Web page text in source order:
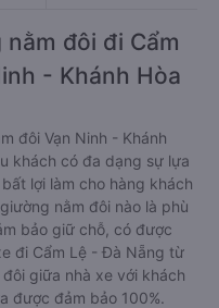
đôi đi Cẩm
- Khánh Hòa
đôi Vạn Ninh - Khánh
khách có đa dạng sự lựa
lợi làm cho hàng khách
nằm đôi nào là phù
bảo giữ chỗ, có được
đi Cẩm Lệ - Đà Nẵng từ
giữa nhà xe với khách
được đảm bảo 100%.